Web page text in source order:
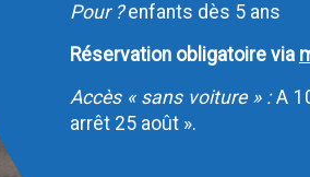
Pour ?enfants dès 5 ans
Réservation obligatoire via
Accès « sans voiture » :A
arrêt 25 août ».